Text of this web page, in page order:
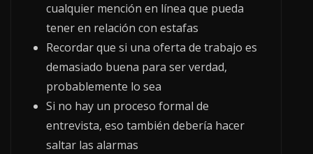
cualquier mención en línea que pueda
tener en relación con estafas
Recordar que si una oferta de trabajo es
demasiado buena para ser verdad,
probablemente lo sea
Si no hay un proceso formal de
entrevista, eso también debería hacer
saltar las alarmas